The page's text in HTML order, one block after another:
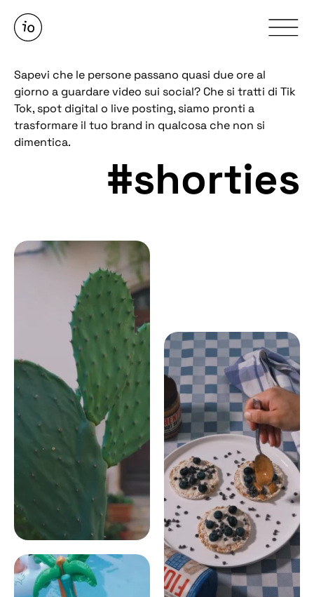
Sapevi che le persone passano quasi due ore al
giorno a guardare video sui social? Che si tratti di Tik
Tok, spot digital o live posting, siamo pronti a
trasformare il tuo brand in qualcosa che non si
dimentica.
#shorties